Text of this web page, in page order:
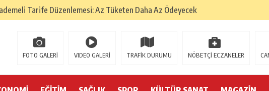
Tarife Düzenlemesi: Az Tüketen Daha Az Ödeyecek
Haymana
Kırım Tatarlarının Tepreş Coşkusu
FOTO GALERİ VIDEO GALERİ TRAFİK DURUMU NÖBETÇİ ECZANELER